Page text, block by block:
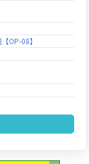
OP-08】